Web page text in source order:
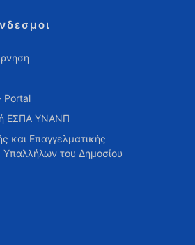
Portal
ΕΣΠΑ ΥΝΑΝΠ
και Επαγγελματικής
Υπαλλήλων του Δημοσίου